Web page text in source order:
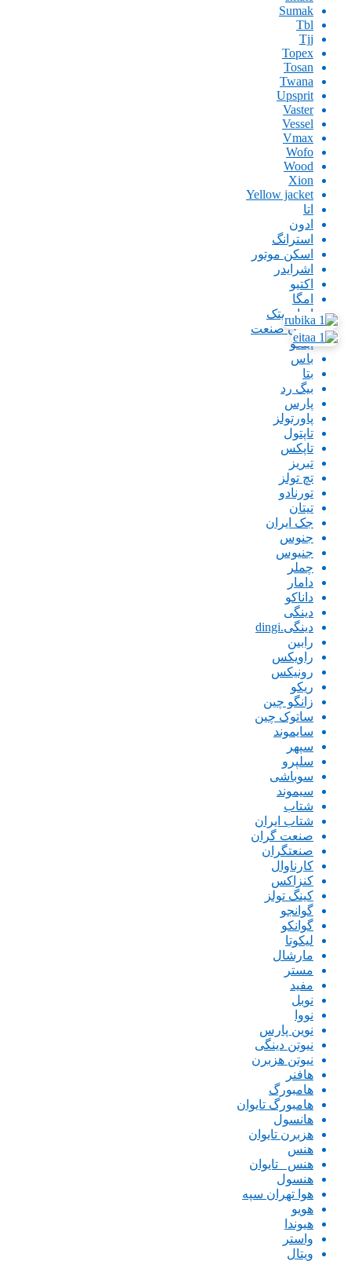
Sumak
Tbl
Tjj
Topex
Tosan
Twana
Upsprit
Vaster
Vessel
Vmax
Wofo
Wood
Xion
Yellow jacket
اتا
ادون
استرانگ
اسکن موتور
اشرایدر
اکتیو
امگا
ایران پتک
ایران صنعت
اینگو
باس
بتا
بیگ رد
پارس
پاورتولز
تاپتول
تاپکس
تبریز
تچ تولز
تورنادو
تیتان
جک ایران
جنوس
جنیوس
چملر
دامار
داناکو
دینگی
دینگی.dingi
رابین
راویکس
رونیکس
ریکو
زانگو چین
ساتوک چین
سایموند
سپهر
سلپرو
سوباشی
سیموند
شتاب
شتاب ایران
صنعت گران
صنعتگران
کارناوال
کنزاکس
کینگ تولز
گوانجو
گوانکو
لیکوتا
مارشال
مستر
مفید
نوبل
نووا
نوین پارس
نیوتن دینگی
نیوتن هزبرن
هافنر
هامبورگ
هامبورگ تایوان
هانسول
هزبرن تایوان
هنس
هنس _تایوان
هنسول
هوا تهران سپه
هویو
هیوندا
واستر
ویتال